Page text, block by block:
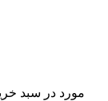
مورد در سبد